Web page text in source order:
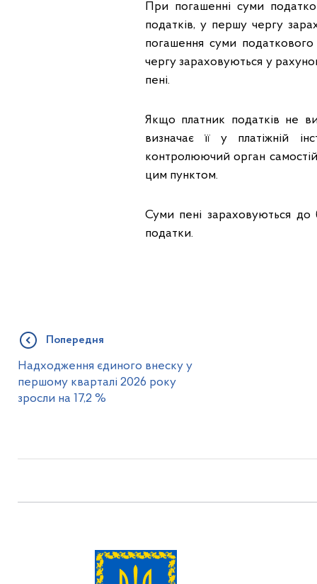
При погашенні суми
податків, у першу чергу
погашення суми
чергу зараховуються у
пені.
Якщо платник податків не
визначає її у платіжній
контролюючий орган
цим пунктом.
Суми пені зараховуються до
податки.
Попередня
Надходження єдиного внеску у
першому кварталі 2026 року
зросли на 17,2 %